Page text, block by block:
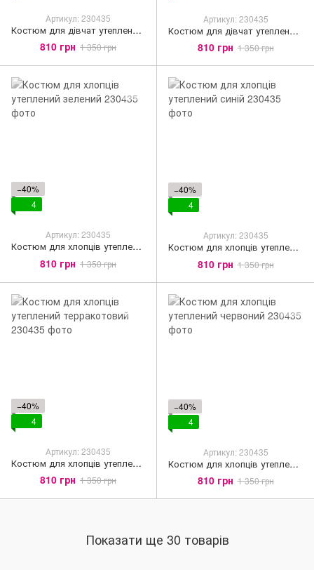
Артикул: 230435
Костюм для дівчат утеплений червоний
810 грн 1 350 грн
Артикул: 230435
Костюм для дівчат утеплений чорний
810 грн 1 350 грн
−40%
4
Артикул: 230435
Костюм для хлопців утеплений зелений
810 грн 1 350 грн
−40%
4
Артикул: 230435
Костюм для хлопців утеплений синій
810 грн 1 350 грн
−40%
4
Артикул: 230435
Костюм для хлопців утеплений терракотовий
810 грн 1 350 грн
−40%
4
Артикул: 230435
Костюм для хлопців утеплений червоний
810 грн 1 350 грн
Показати ще 30 товарів